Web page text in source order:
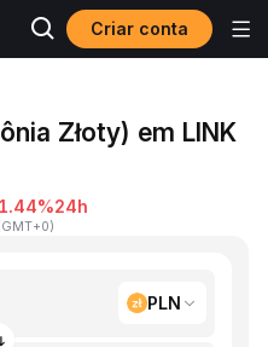
Criar conta
Złoty) em LINK
24h
GMT+0)
PLN